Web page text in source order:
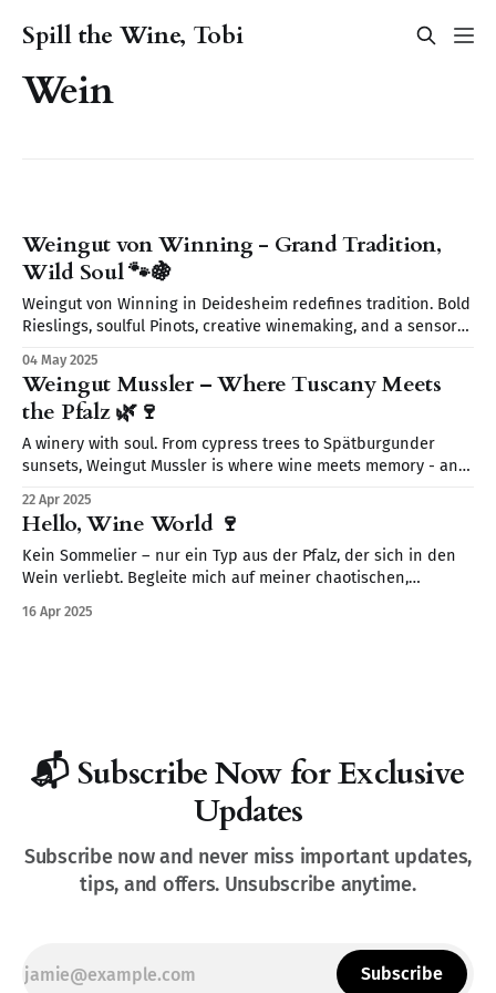
Spill the Wine, Tobi
Wein
Weingut von Winning - Grand Tradition,
Wild Soul 🐾🍇
Weingut von Winning in Deidesheim redefines tradition. Bold
Rieslings, soulful Pinots, creative winemaking, and a sensory
elegant pairings discover a place where wine tells a story.
04 May 2025
Weingut Mussler – Where Tuscany Meets
the Pfalz 🌿🍷
A winery with soul. From cypress trees to Spätburgunder
sunsets, Weingut Mussler is where wine meets memory - and
22 Apr 2025
Hello, Wine World 🍷
Kein Sommelier – nur ein Typ aus der Pfalz, der sich in den
Wein verliebt. Begleite mich auf meiner chaotischen,
spannende Fakten.
16 Apr 2025
📬 Subscribe Now for Exclusive
Updates
Subscribe now and never miss important updates,
tips, and offers. Unsubscribe anytime.
Subscribe